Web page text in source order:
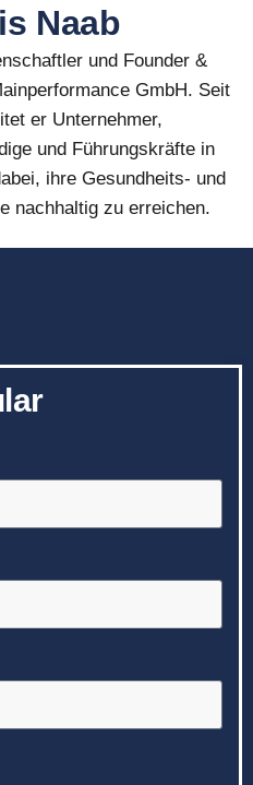
Naab
und Founder &
GmbH. Seit
er Unternehmer,
und Führungskräfte in
ihre Gesundheits- und
nachhaltig zu erreichen.